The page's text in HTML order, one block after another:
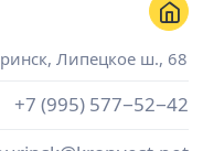
, Липецкое ш., 68
+7 (995) 577−52−42